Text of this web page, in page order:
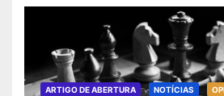
ARTIGO DE ABERTURA NOTÍCIAS